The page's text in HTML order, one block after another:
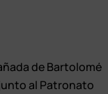
de Bartolomé
al Patronato